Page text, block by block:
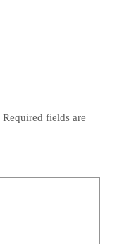
Required fields are